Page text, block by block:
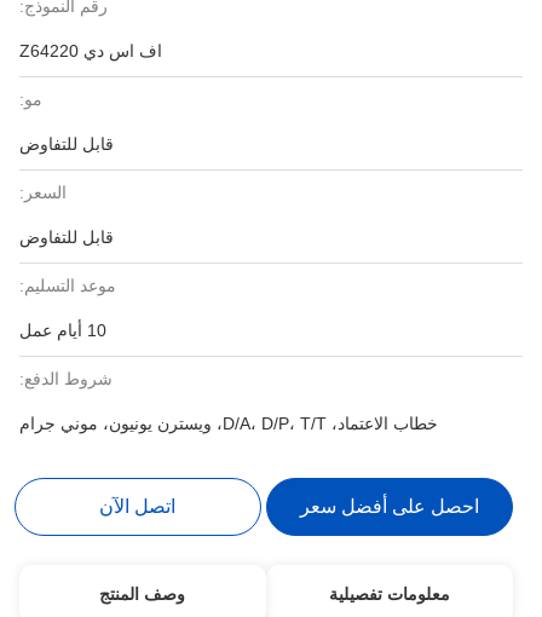
رقم النموذج:
اف اس دي Z64220
مو:
قابل للتفاوض
السعر:
قابل للتفاوض
موعد التسليم:
10 أيام عمل
شروط الدفع:
خطاب الاعتماد، D/A، D/P، T/T، ويسترن يونيون، موني جرام
احصل على أفضل سعر اتصل الآن
معلومات تفصيلية وصف المنتج